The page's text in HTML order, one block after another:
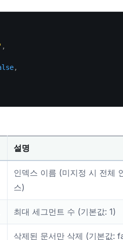
,
,
설명
인덱스 이름 (미지정 시 전체
스)
최대 세그먼트 수 (기본값: 1)
삭제된 문서만 삭제 (기본값: